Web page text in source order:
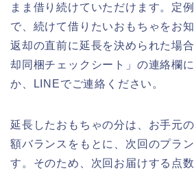
まま借り続けていただけます。定
で、続けて借りたいおもちゃをお
返却の直前に延長を決められた場
却同梱チェックシート」の連絡欄
か、LINEでご連絡ください。
延長したおもちゃの分は、お手元
額バランスをもとに、次回のプラ
す。そのため、次回お届けする点